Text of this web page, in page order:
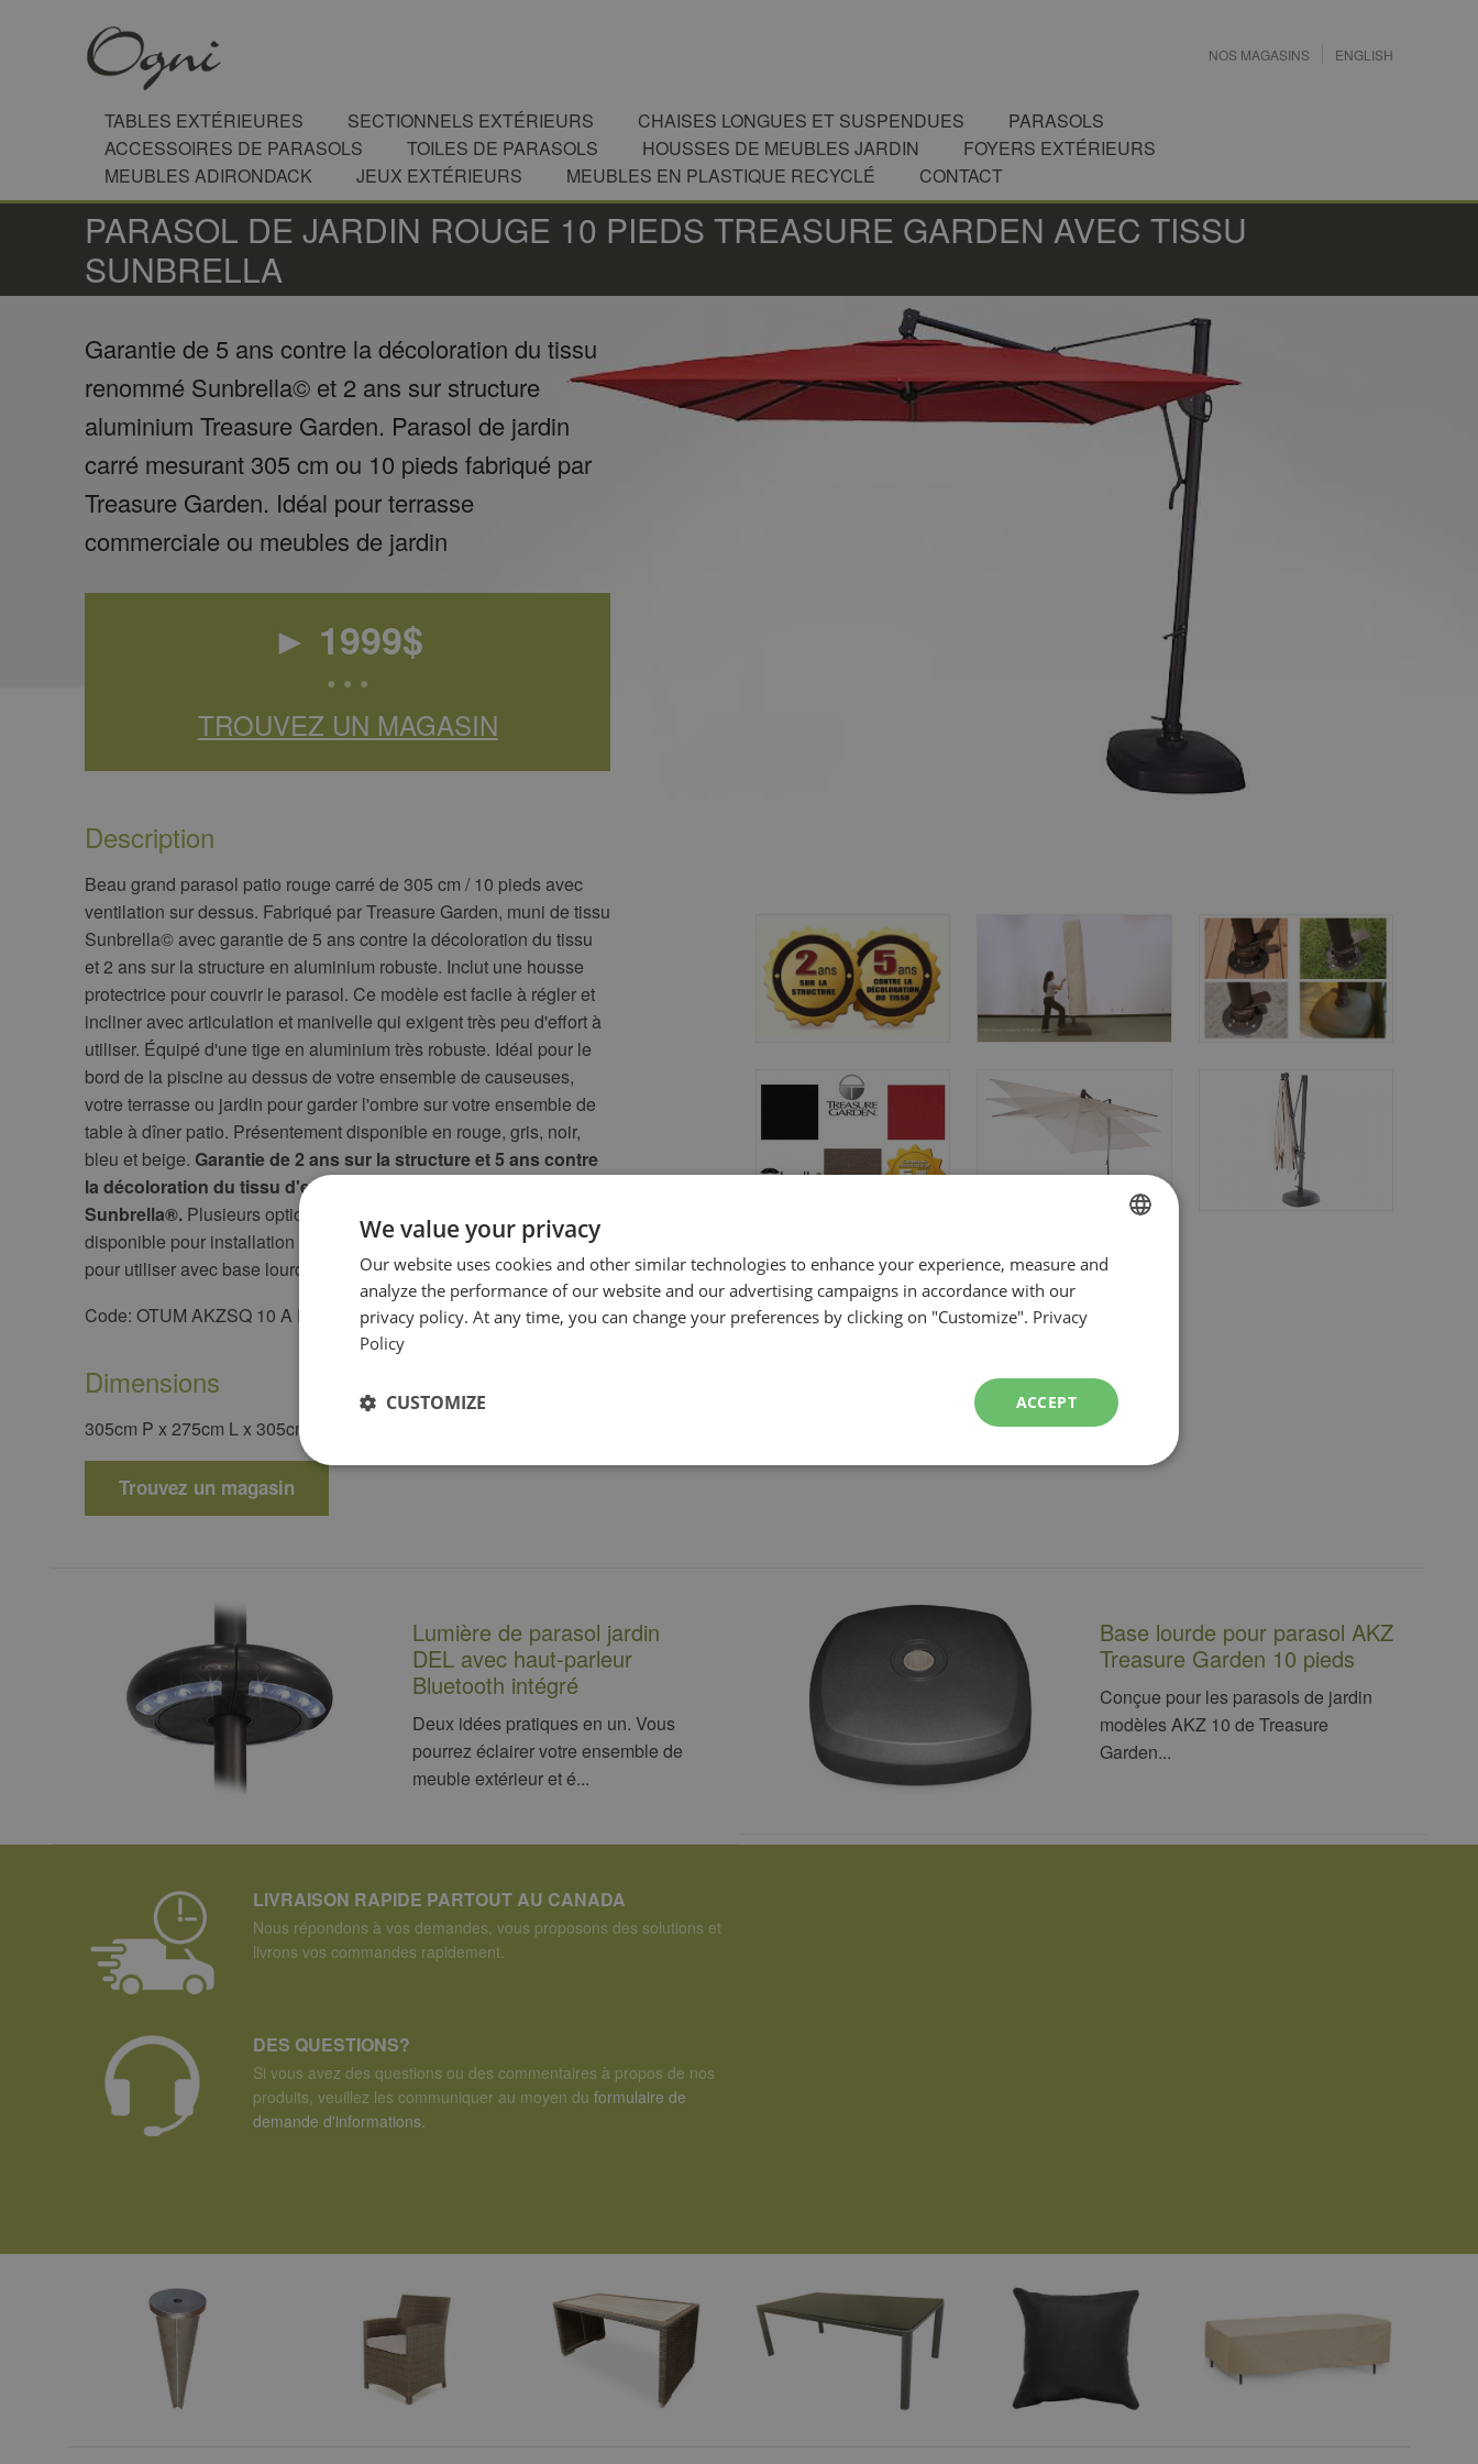
NOS MAGASINS ENGLISH
TABLES EXTÉRIEURES SECTIONNELS EXTÉRIEURS CHAISES LONGUES ET SUSPENDUES
PARASOLS
ACCESSOIRES DE PARASOLS
TOILES DE PARASOLS HOUSSES DE MEUBLES JARDIN
FOYERS EXTÉRIEURS
MEUBLES ADIRONDACK
JEUX EXTÉRIEURS MEUBLES EN PLASTIQUE RECYCLÉ CONTACT
PARASOL DE JARDIN ROUGE 10 PIEDS TREASURE GARDEN AVEC TISSU
SUNBRELLA
Garantie de 5 ans contre la décoloration du tissu
renommé Sunbrella© et 2 ans sur structure
aluminium Treasure Garden. Parasol de jardin
carré mesurant 305 cm ou 10 pieds fabriqué par
Treasure Garden. Idéal pour terrasse
commerciale ou meubles de jardin
► 1999$
• • •
TROUVEZ UN MAGASIN
Description
Beau grand parasol patio rouge carré de 305 cm / 10 pieds avec
ventilation sur dessus. Fabriqué par Treasure Garden, muni de tissu
Sunbrella© avec garantie de 5 ans contre la décoloration du tissu
et 2 ans sur la structure en aluminium robuste. Inclut une housse
protectrice pour couvrir le parasol. Ce modèle est facile à régler et
incliner avec articulation et manivelle qui exigent très peu d'effort à
utiliser. Équipé d'une tige en aluminium très robuste. Idéal pour le
bord de la piscine au dessus de votre ensemble de causeuses,
votre terrasse ou jardin pour garder l'ombre sur votre ensemble de
table à dîner patio. Présentement disponible en rouge, gris, noir,
bleu et beige. Garantie de 2 ans sur la structure et 5 ans contre
la décoloration du tissu d'excellente qualité de marque
Sunbrella®. Plusieurs options de systèmes d'encrage sont
disponible pour installation sur bois, sur béton, dans la terre ou
pour utiliser avec base lourde vendue séparément.
Code: OTUM AKZSQ 10 A RED
Dimensions
305cm P x 275cm L x 305cm H ( 10' L x 9' P x 10" H ) approx.
Trouvez un magasin
Lumière de parasol jardin
DEL avec haut-parleur
Bluetooth intégré
Deux idées pratiques en un. Vous
pourrez éclairer votre ensemble de
meuble extérieur et é...
Base lourde pour parasol AKZ
Treasure Garden 10 pieds
Conçue pour les parasols de jardin
modèles AKZ 10 de Treasure
Garden...
LIVRAISON RAPIDE PARTOUT AU CANADA
Nous répondons à vos demandes, vous proposons des solutions et
livrons vos commandes rapidement.
DES QUESTIONS?
Si vous avez des questions ou des commentaires à propos de nos
produits, veuillez les communiquer au moyen du formulaire de
demande d'informations.
FRENCH
ENGLISH
We value your privacy
Our website uses cookies and other similar technologies to enhance your experience, measure and
analyze the performance of our website and our advertising campaigns in accordance with our
privacy policy. At any time, you can change your preferences by clicking on "Customize". Privacy
Policy
ACCEPT
CUSTOMIZE